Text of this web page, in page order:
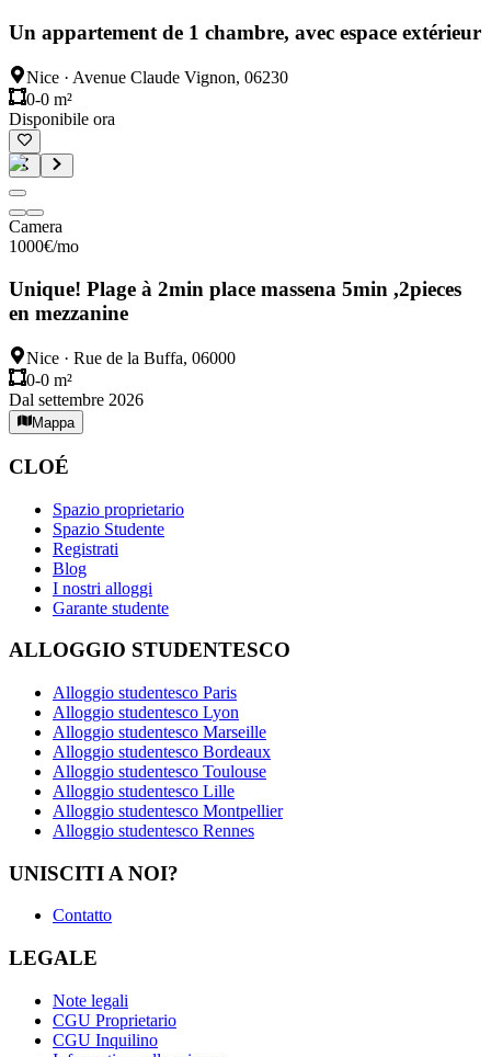
Un appartement de 1 chambre, avec espace extérieur
Nice · Avenue Claude Vignon, 06230
0-0 m²
Disponibile ora
Camera
1000€/mo
Unique! Plage à 2min place massena 5min ,2pieces
en mezzanine
Nice · Rue de la Buffa, 06000
0-0 m²
Dal settembre 2026
Mappa
CLOÉ
Spazio proprietario
Spazio Studente
Registrati
Blog
I nostri alloggi
Garante studente
ALLOGGIO STUDENTESCO
Alloggio studentesco Paris
Alloggio studentesco Lyon
Alloggio studentesco Marseille
Alloggio studentesco Bordeaux
Alloggio studentesco Toulouse
Alloggio studentesco Lille
Alloggio studentesco Montpellier
Alloggio studentesco Rennes
UNISCITI A NOI?
Contatto
LEGALE
Note legali
CGU Proprietario
CGU Inquilino